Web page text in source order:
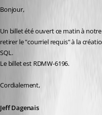
Bonjour,
Un billet été ouvert ce matin à
retirer le "courriel requis" à la
SQL.
Le billet est RDMW-6196.
Cordialement,
Jeff Dagenais